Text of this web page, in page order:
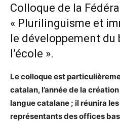
Colloque de la
« Plurilinguisme et
le développement
l’école ».
Le colloque est
catalan, l’année de la
langue catalane ; il réunira
représentants des offices